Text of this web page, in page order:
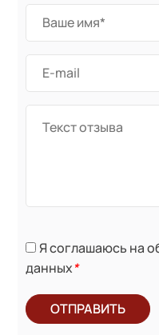
Я соглашаюсь на
данных*
ОТПРАВИТЬ